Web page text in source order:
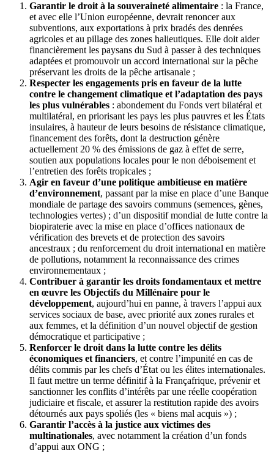
Garantir le droit à la souveraineté alimentaire : la France,
et avec elle l’Union européenne, devrait renoncer aux
subventions, aux exportations à prix bradés des denrées
agricoles et au pillage des zones halieutiques. Elle doit aider
financièrement les paysans du Sud à passer à des techniques
adaptées et promouvoir un accord international sur la pêche
préservant les droits de la pêche artisanale ;
Respecter les engagements pris en faveur de la lutte
contre le changement climatique et l’adaptation des pays
les plus vulnérables : abondement du Fonds vert bilatéral et
multilatéral, en priorisant les pays les plus pauvres et les États
insulaires, à hauteur de leurs besoins de résistance climatique,
financement des forêts, dont la destruction génère
actuellement 20 % des émissions de gaz à effet de serre,
soutien aux populations locales pour le non déboisement et
l’entretien des forêts tropicales ;
Agir en faveur d’une politique ambitieuse en matière
d’environnement, passant par la mise en place d’une Banque
mondiale de partage des savoirs communs (semences, gènes,
technologies vertes) ; d’un dispositif mondial de lutte contre la
biopiraterie avec la mise en place d’offices nationaux de
vérification des brevets et de protection des savoirs
ancestraux ; du renforcement du droit international en matière
de pollutions, notamment la reconnaissance des crimes
environnementaux ;
Contribuer à garantir les droits fondamentaux et mettre
en œuvre les Objectifs du Millénaire pour le
développement, aujourd’hui en panne, à travers l’appui aux
services sociaux de base, avec priorité aux zones rurales et
aux femmes, et la définition d’un nouvel objectif de gestion
démocratique et participative ;
Renforcer le droit dans la lutte contre les délits
économiques et financiers, et contre l’impunité en cas de
délits commis par les chefs d’État ou les élites internationales.
Il faut mettre un terme définitif à la Françafrique, prévenir et
sanctionner les conflits d’intérêts par une réelle coopération
judiciaire et fiscale, et assurer la restitution rapide des avoirs
détournés aux pays spoliés (les « biens mal acquis ») ;
Garantir l’accès à la justice aux victimes des
multinationales, avec notamment la création d’un fonds
d’appui aux ONG ;